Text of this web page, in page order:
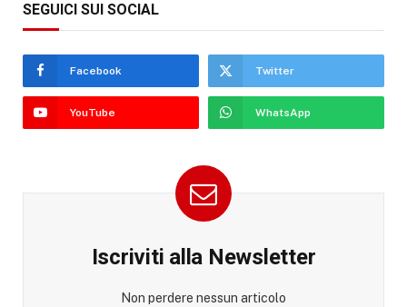
SEGUICI SUI SOCIAL
Facebook Twitter
YouTube WhatsApp
Iscriviti alla Newsletter
Non perdere nessun articolo